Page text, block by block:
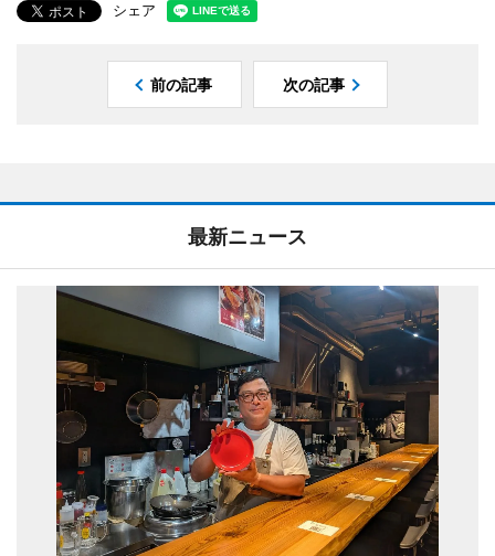
シェア
前の記事 次の記事
最新ニュース